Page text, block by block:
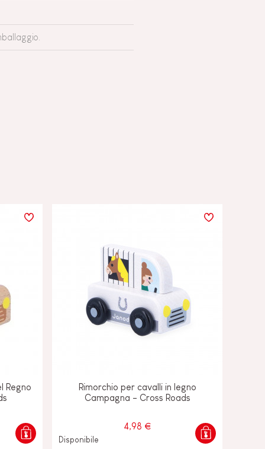
Regno
Rimorchio per cavalli in legno
Campagna - Cross Roads
4,98 €
Disponibile